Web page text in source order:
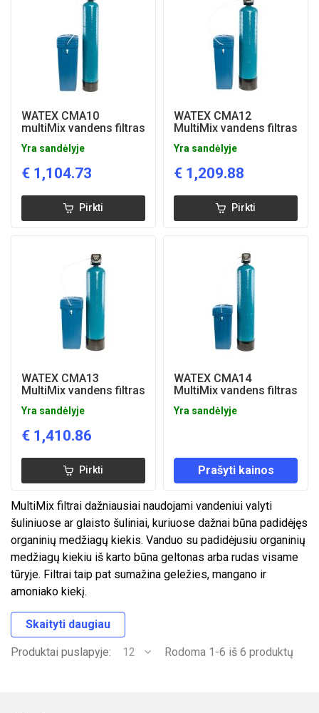
WATEX CMA10
multiMix vandens filtras
Yra sandėlyje
€ 1,104.73
Pirkti
WATEX CMA12
MultiMix vandens filtras
Yra sandėlyje
€ 1,209.88
Pirkti
WATEX CMA13
MultiMix vandens filtras
Yra sandėlyje
€ 1,410.86
Pirkti
WATEX CMA14
MultiMix vandens filtras
Yra sandėlyje
Prašyti kainos
MultiMix filtrai dažniausiai naudojami vandeniui valyti
šuliniuose ar glaisto šuliniai, kuriuose dažnai būna padidėjęs
organinių medžiagų kiekis. Vanduo su padidėjusiu organinių
medžiagų kiekiu iš karto būna geltonas arba rudas visame
tūryje. Filtrai taip pat sumažina geležies, mangano ir
amoniako kiekį.
Skaityti daugiau
Produktai puslapyje: 12 Rodoma 1-6 iš 6 produktų